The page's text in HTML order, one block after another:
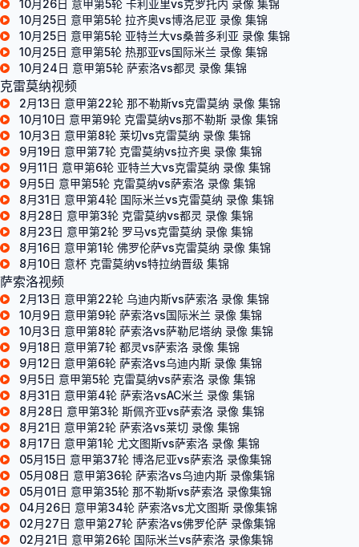
10月26日 意甲第5轮 卡利亚里vs克罗托内 录像 集锦
10月25日 意甲第5轮 拉齐奥vs博洛尼亚 录像 集锦
10月25日 意甲第5轮 亚特兰大vs桑普多利亚 录像 集锦
10月25日 意甲第5轮 热那亚vs国际米兰 录像 集锦
10月24日 意甲第5轮 萨索洛vs都灵 录像 集锦
克雷莫纳视频
2月13日 意甲第22轮 那不勒斯vs克雷莫纳 录像 集锦
10月10日 意甲第9轮 克雷莫纳vs那不勒斯 录像 集锦
10月3日 意甲第8轮 莱切vs克雷莫纳 录像 集锦
9月19日 意甲第7轮 克雷莫纳vs拉齐奥 录像 集锦
9月11日 意甲第6轮 亚特兰大vs克雷莫纳 录像 集锦
9月5日 意甲第5轮 克雷莫纳vs萨索洛 录像 集锦
8月31日 意甲第4轮 国际米兰vs克雷莫纳 录像 集锦
8月28日 意甲第3轮 克雷莫纳vs都灵 录像 集锦
8月23日 意甲第2轮 罗马vs克雷莫纳 录像 集锦
8月16日 意甲第1轮 佛罗伦萨vs克雷莫纳 录像 集锦
8月10日 意杯 克雷莫纳vs特拉纳晋级 集锦
萨索洛视频
2月13日 意甲第22轮 乌迪内斯vs萨索洛 录像 集锦
10月9日 意甲第9轮 萨索洛vs国际米兰 录像 集锦
10月3日 意甲第8轮 萨索洛vs萨勒尼塔纳 录像 集锦
9月18日 意甲第7轮 都灵vs萨索洛 录像 集锦
9月12日 意甲第6轮 萨索洛vs乌迪内斯 录像 集锦
9月5日 意甲第5轮 克雷莫纳vs萨索洛 录像 集锦
8月31日 意甲第4轮 萨索洛vsAC米兰 录像 集锦
8月28日 意甲第3轮 斯佩齐亚vs萨索洛 录像 集锦
8月21日 意甲第2轮 萨索洛vs莱切 录像 集锦
8月17日 意甲第1轮 尤文图斯vs萨索洛 录像 集锦
05月15日 意甲第37轮 博洛尼亚vs萨索洛 录像集锦
05月08日 意甲第36轮 萨索洛vs乌迪内斯 录像集锦
05月01日 意甲第35轮 那不勒斯vs萨索洛 录像集锦
04月26日 意甲第34轮 萨索洛vs尤文图斯 录像集锦
02月27日 意甲第27轮 萨索洛vs佛罗伦萨 录像集锦
02月21日 意甲第26轮 国际米兰vs萨索洛 录像集锦